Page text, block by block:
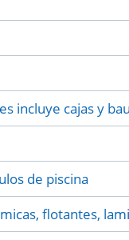
incluye cajas y
de piscina
flotantes,